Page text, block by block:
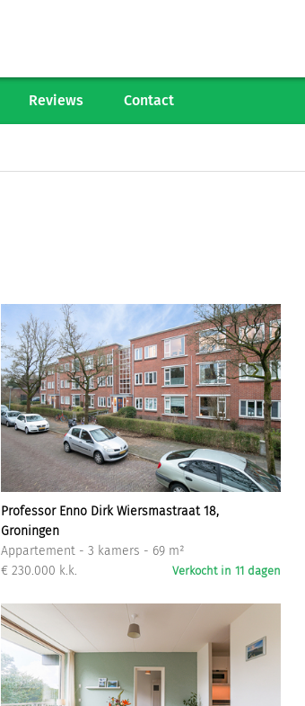
Woningaanbod
Werkwijze
Verkoop starten
Informatiegesprek
Inloggen
Reviews Contact
Professor Enno Dirk Wiersmastraat 18,
Groningen
Appartement - 3 kamers - 69 m²
€ 230.000 k.k.
Verkocht in 11 dagen